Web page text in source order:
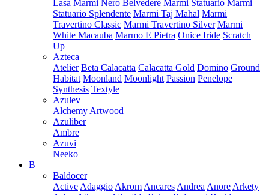
Lasa Marmi Nero Belvedere Marmi Statuario Marmi
Statuario Splendente Marmi Taj Mahal Marmi
Travertino Classic Marmi Travertino Silver Marmi
White Macauba Marmo E Pietra Onice Iride Scratch
Up
Azteca
Atelier Beta Calacatta Calacatta Gold Domino Ground
Habitat Moonland Moonlight Passion Penelope
Synthesis Textyle
Azulev
Alchemy Artwood
Azuliber
Ambre
Azuvi
Neeko
B
Baldocer
Active Adaggio Akrom Ancares Andrea Anore Arkety